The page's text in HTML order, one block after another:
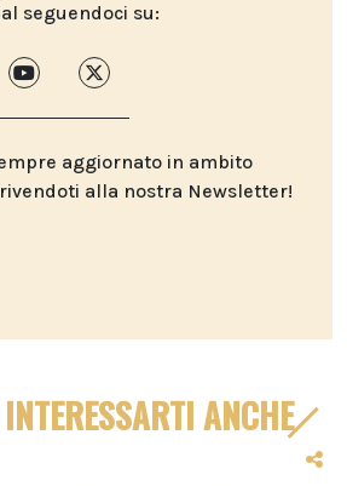
seguendoci su:
aggiornato in ambito
alla nostra Newsletter!
ANCHE